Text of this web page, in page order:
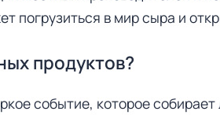
погрузиться в мир сыра и
продуктов?
событие, которое